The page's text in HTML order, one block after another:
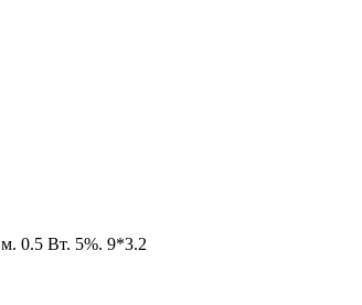
0.5 Вт. 5%. 9*3.2